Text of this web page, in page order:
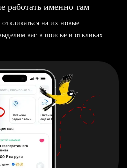
работать именно там
на их новые
вас в поиске и откликах